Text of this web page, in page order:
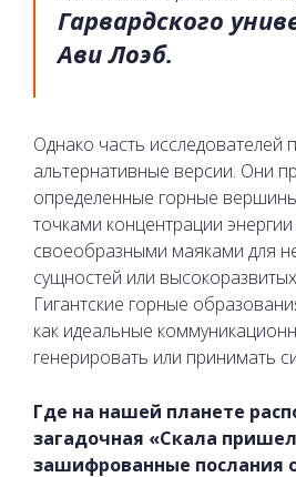
Гарвардского
Ави Лоэб.
Однако часть исследователей
альтернативные версии. Они
определенные горные
точками концентрации энергии
своеобразными маяками для
сущностей или
Гигантские горные
как идеальные
генерировать или принимать
Где на нашей планете
загадочная «Скала
зашифрованные послания